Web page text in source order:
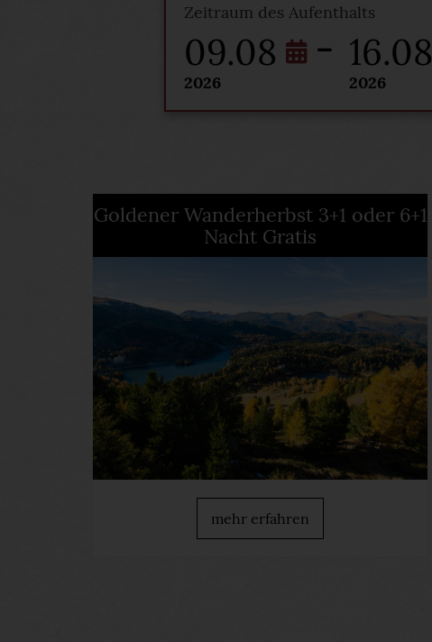
Zeitraum des Aufenthalts
09.08 16.08
2026 2026
Goldener Wanderherbst 3+1 oder 6+1
Nacht Gratis
mehr erfahren